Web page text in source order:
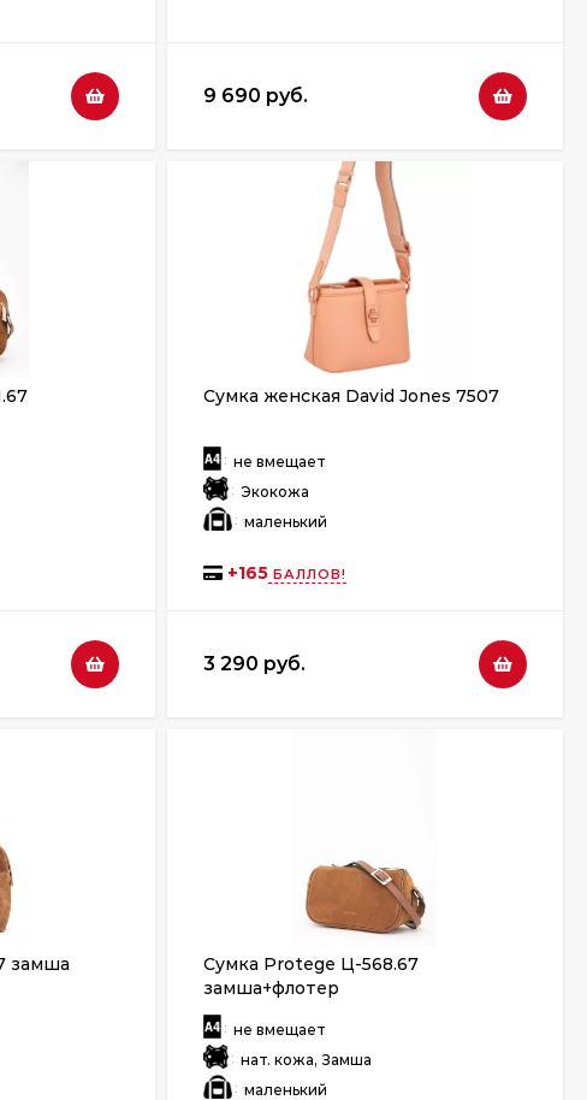
9 690 руб.
Сумка женская David Jones 7507
: не вмещает
: Экокожа
: маленький
+165БАЛЛОВ!
3 290 руб.
замша
Сумка Protege Ц-568.67
замша+флотер
: не вмещает
: нат. кожа, Замша
: маленький